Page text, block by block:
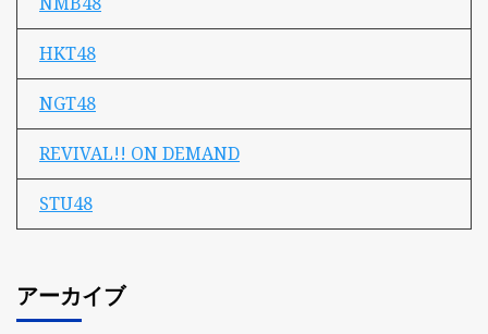
HKT48
NGT48
REVIVAL!! ON DEMAND
STU48
アーカイブ